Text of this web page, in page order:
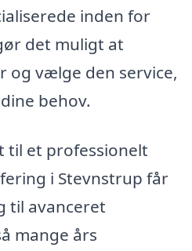
inden for
det muligt at
og vælge den service,
behov.
til et professionelt
i Stevnstrup får
til avanceret
mange års